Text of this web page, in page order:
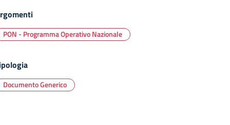
PON - Programma Operativo Nazionale
Documento Generico